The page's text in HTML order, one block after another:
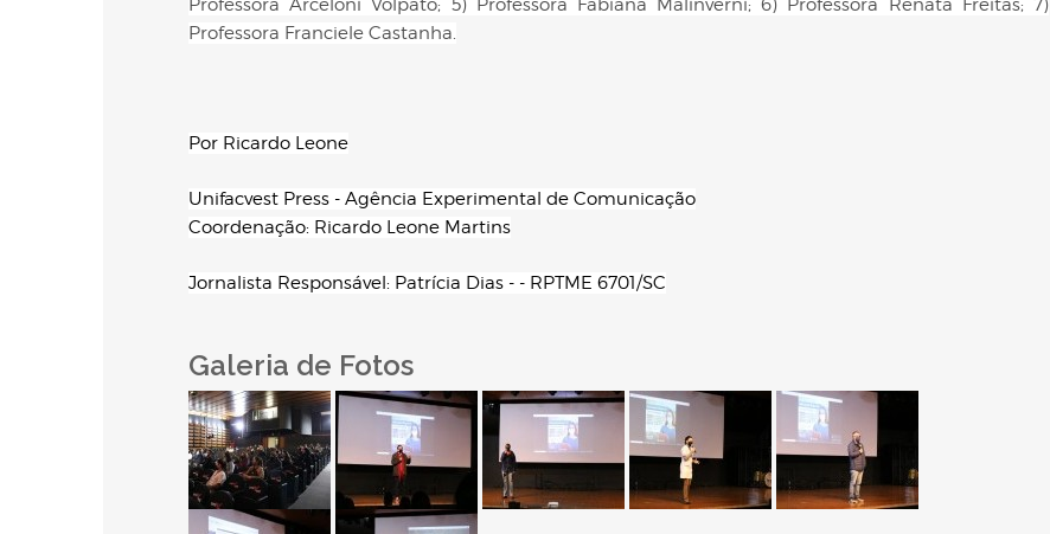
Professora Arceloni Volpato; 5) Professora Fabiana Malinverni; 6) Professora Renata Freitas; 7)
Professora Franciele Castanha.
Por Ricardo Leone
Unifacvest Press - Agência Experimental de Comunicação
Coordenação: Ricardo Leone Martins
Jornalista Responsável: Patrícia Dias - - RPTME 6701/SC
Galeria de Fotos